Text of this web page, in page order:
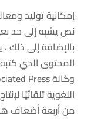
إمكانية توليد
نص يشبه إلى حد
بالإضافة إلى ذلك
المحتوى الذي
من أربعة أضعاف